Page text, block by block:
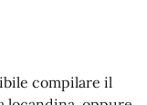
compilare il